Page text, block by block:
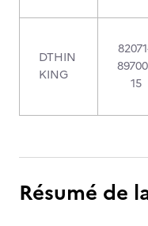
DTHIN
KING
15
Résumé de